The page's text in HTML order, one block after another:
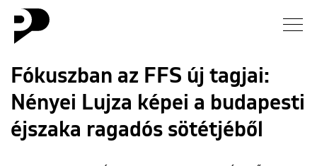
Hírek
Galéria
Fókuszban az FFS új tagjai:
Nényei Lujza képei a budapesti
éjszaka ragadós sötétjéből